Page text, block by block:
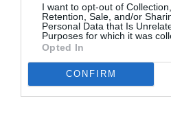
I want to opt-out of
Retention, Sale, and/or
Personal Data that Is
Purposes for which it was
Opted In
CONFIRM
S-a îmbătat și a bătut-o
ar fi trebuit să o asiste,
carabinierii: îngrijitoare
Următorul articol
Accident de muncă la
român rănit grav de o